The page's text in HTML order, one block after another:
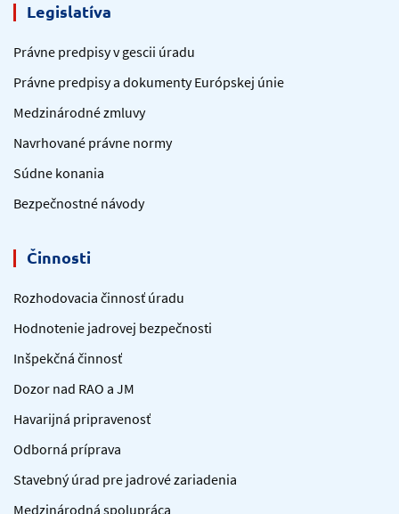
Legislatíva
Právne predpisy v gescii úradu
Právne predpisy a dokumenty Európskej únie
Medzinárodné zmluvy
Navrhované právne normy
Súdne konania
Bezpečnostné návody
Činnosti
Rozhodovacia činnosť úradu
Hodnotenie jadrovej bezpečnosti
Inšpekčná činnosť
Dozor nad RAO a JM
Havarijná pripravenosť
Odborná príprava
Stavebný úrad pre jadrové zariadenia
Medzinárodná spolupráca